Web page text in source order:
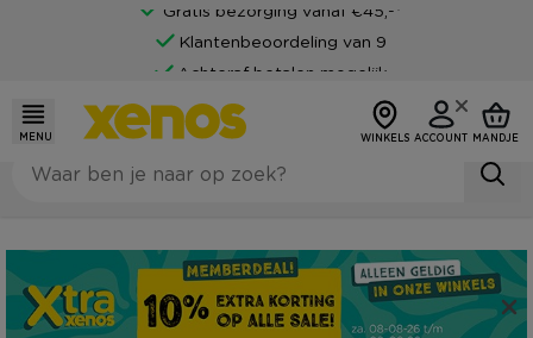
Gratis bezorging vanaf €45,-*
Klantenbeoordeling van 9
Achteraf betalen mogelijk
MENU WINKELS ACCOUNT MANDJE